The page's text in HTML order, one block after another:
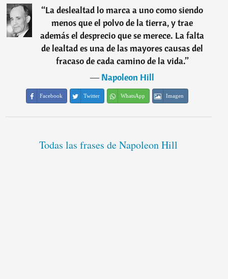
“La deslealtad lo marca a uno como siendo
menos que el polvo de la tierra, y trae
además el desprecio que se merece. La falta
de lealtad es una de las mayores causas del
fracaso de cada camino de la vida.”
―Napoleon Hill
Facebook Twitter WhatsApp Imagen
Todas las frases de Napoleon Hill